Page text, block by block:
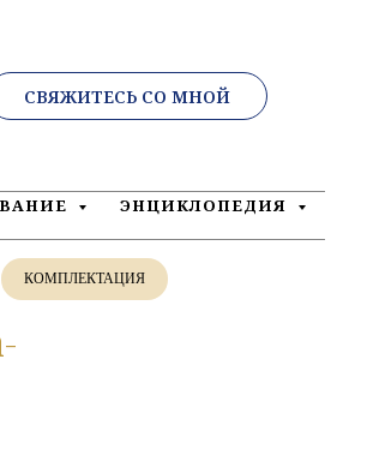
СВЯЖИТЕСЬ СО МНОЙ
ЭНЦИКЛОПЕДИЯ
КОМПЛЕКТАЦИЯ